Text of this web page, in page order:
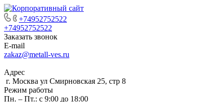
+74952752522
+74952752522
Заказать звонок
E-mail
zakaz@metall-ves.ru
Адрес
г. Москва ул Смирновская 25, стр 8
Режим работы
Пн. – Пт.: с 9:00 до 18:00